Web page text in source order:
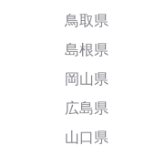
鳥取県
島根県
岡山県
広島県
山口県